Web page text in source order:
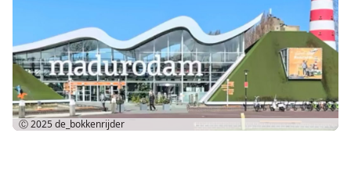
Ⓒ 2025de_bokkenrijder